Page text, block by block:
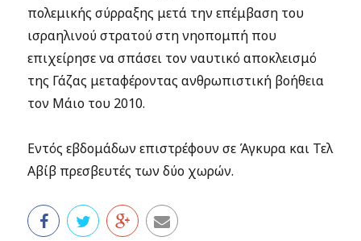
πολεμικής σύρραξης μετά την επέμβαση του
ισραηλινού στρατού στη νηοπομπή που
επιχείρησε να σπάσει τον ναυτικό αποκλεισμό
της Γάζας μεταφέροντας ανθρωπιστική βοήθεια
τον Μάιο του 2010.
Εντός εβδομάδων επιστρέφουν σε Άγκυρα και Τελ
Αβίβ πρεσβευτές των δύο χωρών.